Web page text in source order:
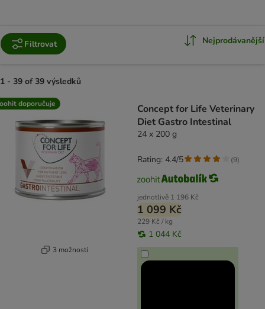
Filtrovat Nejprodávanější
1 - 39 of 39 výsledků
product items have been changed
doporučuje
3 možností
Concept for Life Veterinary
Diet Gastro Intestinal
24 x 200 g
jednotlivě 1 196 Kč
1 099 Kč
229 Kč / kg
1 044 Kč
Rating: 4.4/5 (9)